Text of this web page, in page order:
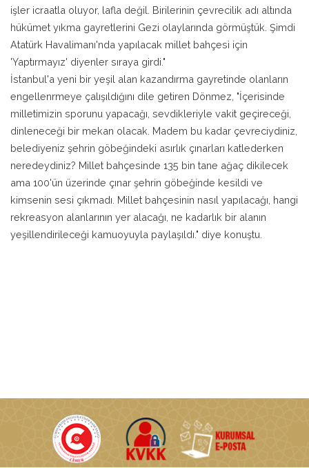
işler icraatla oluyor, lafla değil. Birilerinin çevrecilik adı altında
hükümet yıkma gayretlerini Gezi olaylarında görmüştük. Şimdi
Atatürk Havalimanı'nda yapılacak millet bahçesi için
'Yaptırmayız' diyenler sıraya girdi."
İstanbul'a yeni bir yeşil alan kazandırma gayretinde olanların
engellenrmeye çalışıldığını dile getiren Dönmez, "İçerisinde
milletimizin sporunu yapacağı, sevdikleriyle vakit geçireceği,
dinleneceği bir mekan olacak. Madem bu kadar çevreciydiniz,
belediyeniz şehrin göbeğindeki asırlık çınarları katlederken
neredeydiniz? Millet bahçesinde 135 bin tane ağaç dikilecek
ama 100'ün üzerinde çınar şehrin göbeğinde kesildi ve
kimsenin sesi çıkmadı. Millet bahçesinin nasıl yapılacağı, hangi
rekreasyon alanlarının yer alacağı, ne kadarlık bir alanın
yeşillendirileceği kamuoyuyla paylaşıldı." diye konuştu.